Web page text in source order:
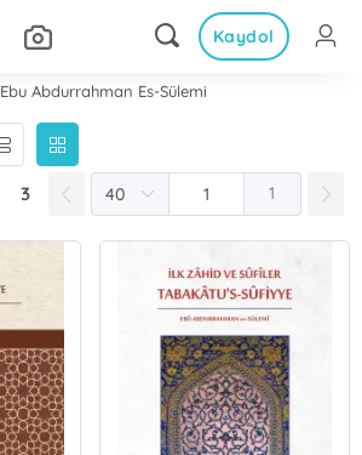
Kaydol
Ebu Abdurrahman Es-Sülemi
3 1